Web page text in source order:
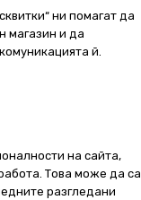
ни помагат да
магазин и да
й.
на сайта,
Това може да са
разгледани